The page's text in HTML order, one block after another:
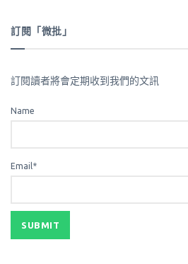
訂閱「微批」
訂閱讀者將會定期收到我們的文訊
Name
Email*